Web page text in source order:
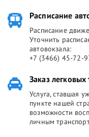
Расписание
Расписание
Уточнить
автовокзала:
+7 (3466) 45-72-
Заказ легковых
Услуга, ставшая
пункте нашей
возможности
личным